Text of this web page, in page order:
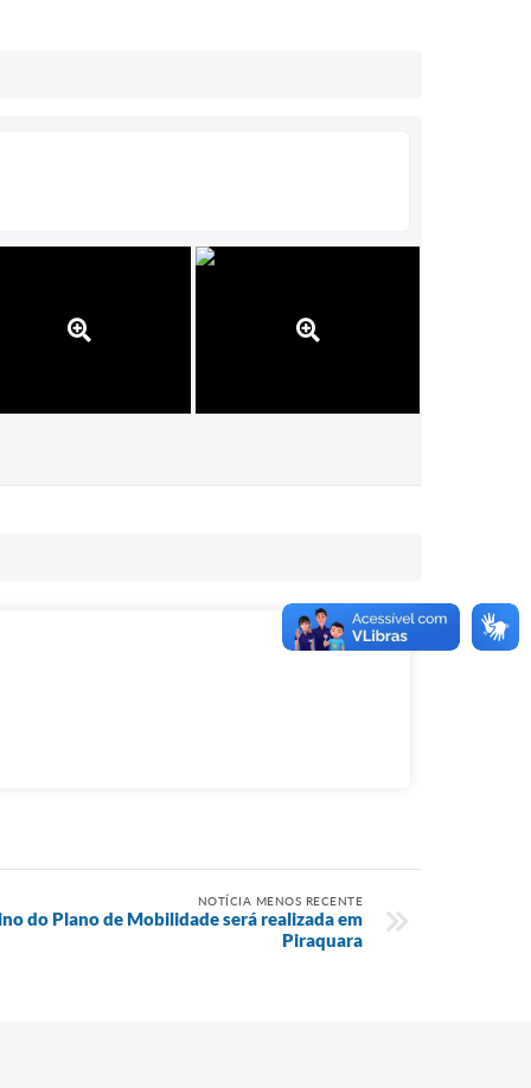
NOTÍCIA MENOS RECENTE
do Plano de Mobilidade será realizada em
Piraquara